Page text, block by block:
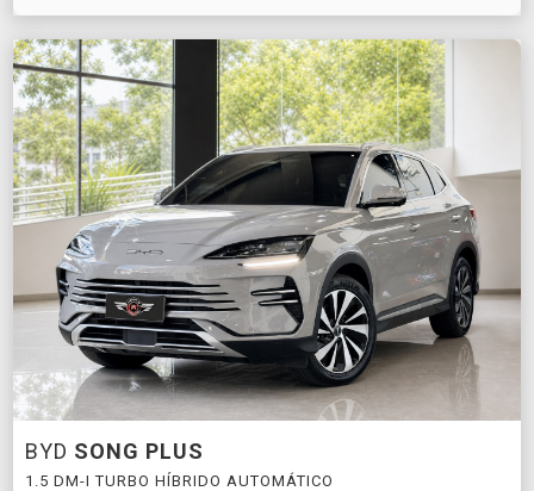
BYD SONG PLUS
1.5 DM-I TURBO HÍBRIDO AUTOMÁTICO